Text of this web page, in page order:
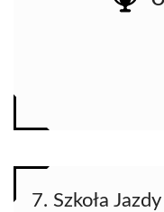
7. Szkoła